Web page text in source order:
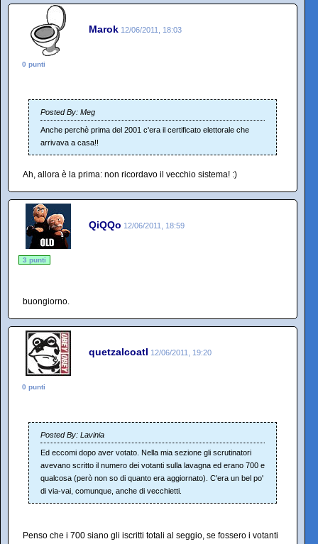
Marok 12/06/2011, 18:03
0 punti
Posted By: Meg
Anche perchè prima del 2001 c'era il certificato elettorale che
arrivava a casa!!
Ah, allora è la prima: non ricordavo il vecchio sistema! :)
QiQQo 12/06/2011, 18:59
3 punti
buongiorno.
quetzalcoatl 12/06/2011, 19:20
0 punti
Posted By: Lavinia
Ed eccomi dopo aver votato. Nella mia sezione gli scrutinatori
avevano scritto il numero dei votanti sulla lavagna ed erano 700 e
qualcosa (però non so di quanto era aggiornato). C'era un bel po'
di via-vai, comunque, anche di vecchietti.
Penso che i 700 siano gli iscritti totali al seggio, se fossero i votanti